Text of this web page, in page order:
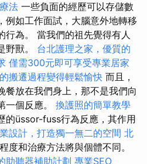
法 一些負面的經歷可以存儲數
例如工作面試，大腦意外地轉移
行為。 當我們的祖先覺得有人
野獸。 台北護理之家，優質的
僅需300元即可享受專業居家
搬遷過程變得輕鬆愉快 而且，
餐放在我們身上，那不是我們向
一個反應。 換護照的簡單教學
的üssor-fuss行為反應，其作用
設計，打造獨一無二的空間 北
度和治療方法將與個體不同。
助聽器補助計劃 專業SEO